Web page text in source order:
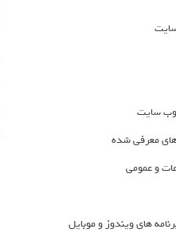
وب سایت
معرفی شده
و عمومی
های ویندوز و موبایل